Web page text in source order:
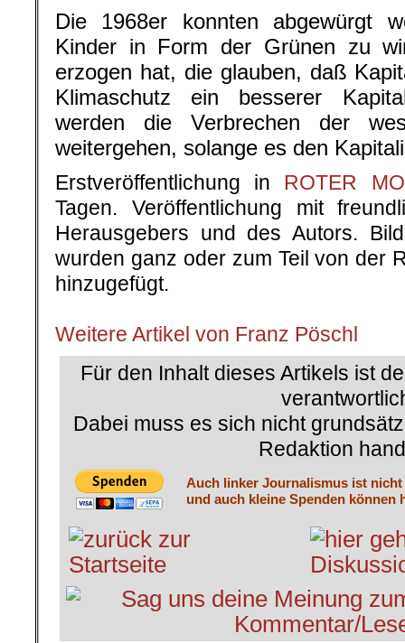
Die 1968er konnten abgewürgt
Kinder in Form der Grünen zu
erzogen hat, die glauben, daß
Klimaschutz ein besserer
werden die Verbrechen der
weitergehen, solange es den
Erstveröffentlichung in ROTER
Tagen. Veröffentlichung mit
Herausgebers und des Autors.
wurden ganz oder zum Teil von der
hinzugefügt.
Weitere Artikel von Franz Pöschl
Für den Inhalt dieses Artikels ist
Dabei muss es sich nicht
Redaktion
Auch linker Journalismus ist
und auch kleine Spenden